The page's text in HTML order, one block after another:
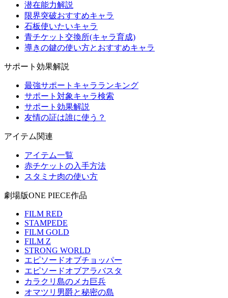
潜在能力解説
限界突破おすすめキャラ
石板使いたいキャラ
青チケット交換所(キャラ育成)
導きの鍵の使い方とおすすめキャラ
サポート効果解説
最強サポートキャラランキング
サポート対象キャラ検索
サポート効果解説
友情の証は誰に使う？
アイテム関連
アイテム一覧
赤チケットの入手方法
スタミナ肉の使い方
劇場版ONE PIECE作品
FILM RED
STAMPEDE
FILM GOLD
FILM Z
STRONG WORLD
エピソードオブチョッパー
エピソードオブアラバスタ
カラクリ島のメカ巨兵
オマツリ男爵と秘密の島